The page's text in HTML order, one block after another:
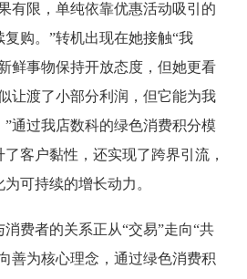
有限，单纯依靠优惠活动吸引的
购。”转机出现在她接触“我
鲜事物保持开放态度，但她更看
让渡了小部分利润，但它能为我
通过我店数科的绿色消费积分模
客户黏性，还实现了跨界引流，
可持续的增长动力。
费者的关系正从“交易”走向“共
善为核心理念，通过绿色消费积